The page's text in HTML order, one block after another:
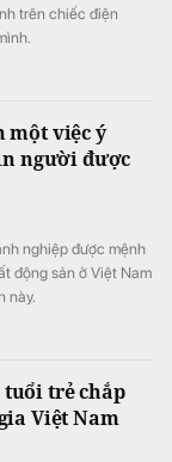
trên chiếc điện
một việc ý
người được
nghiệp được mệnh
động sản ở Việt Nam
này.
tuổi trẻ chắp
Việt Nam